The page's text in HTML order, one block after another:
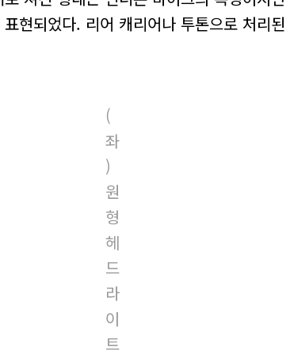
현되었다. 리어 캐리어나 투톤으로 처리
(
좌
)
원
형
헤
드
라
이
트